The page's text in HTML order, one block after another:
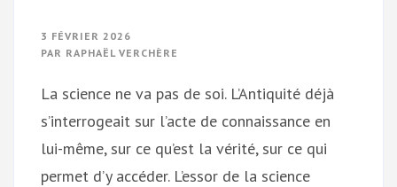
3 FÉVRIER 2026
PAR RAPHAËL VERCHÈRE
La science ne va pas de soi. L’Antiquité déjà
s’interrogeait sur l’acte de connaissance en
lui-même, sur ce qu’est la vérité, sur ce qui
permet d’y accéder. L’essor de la science